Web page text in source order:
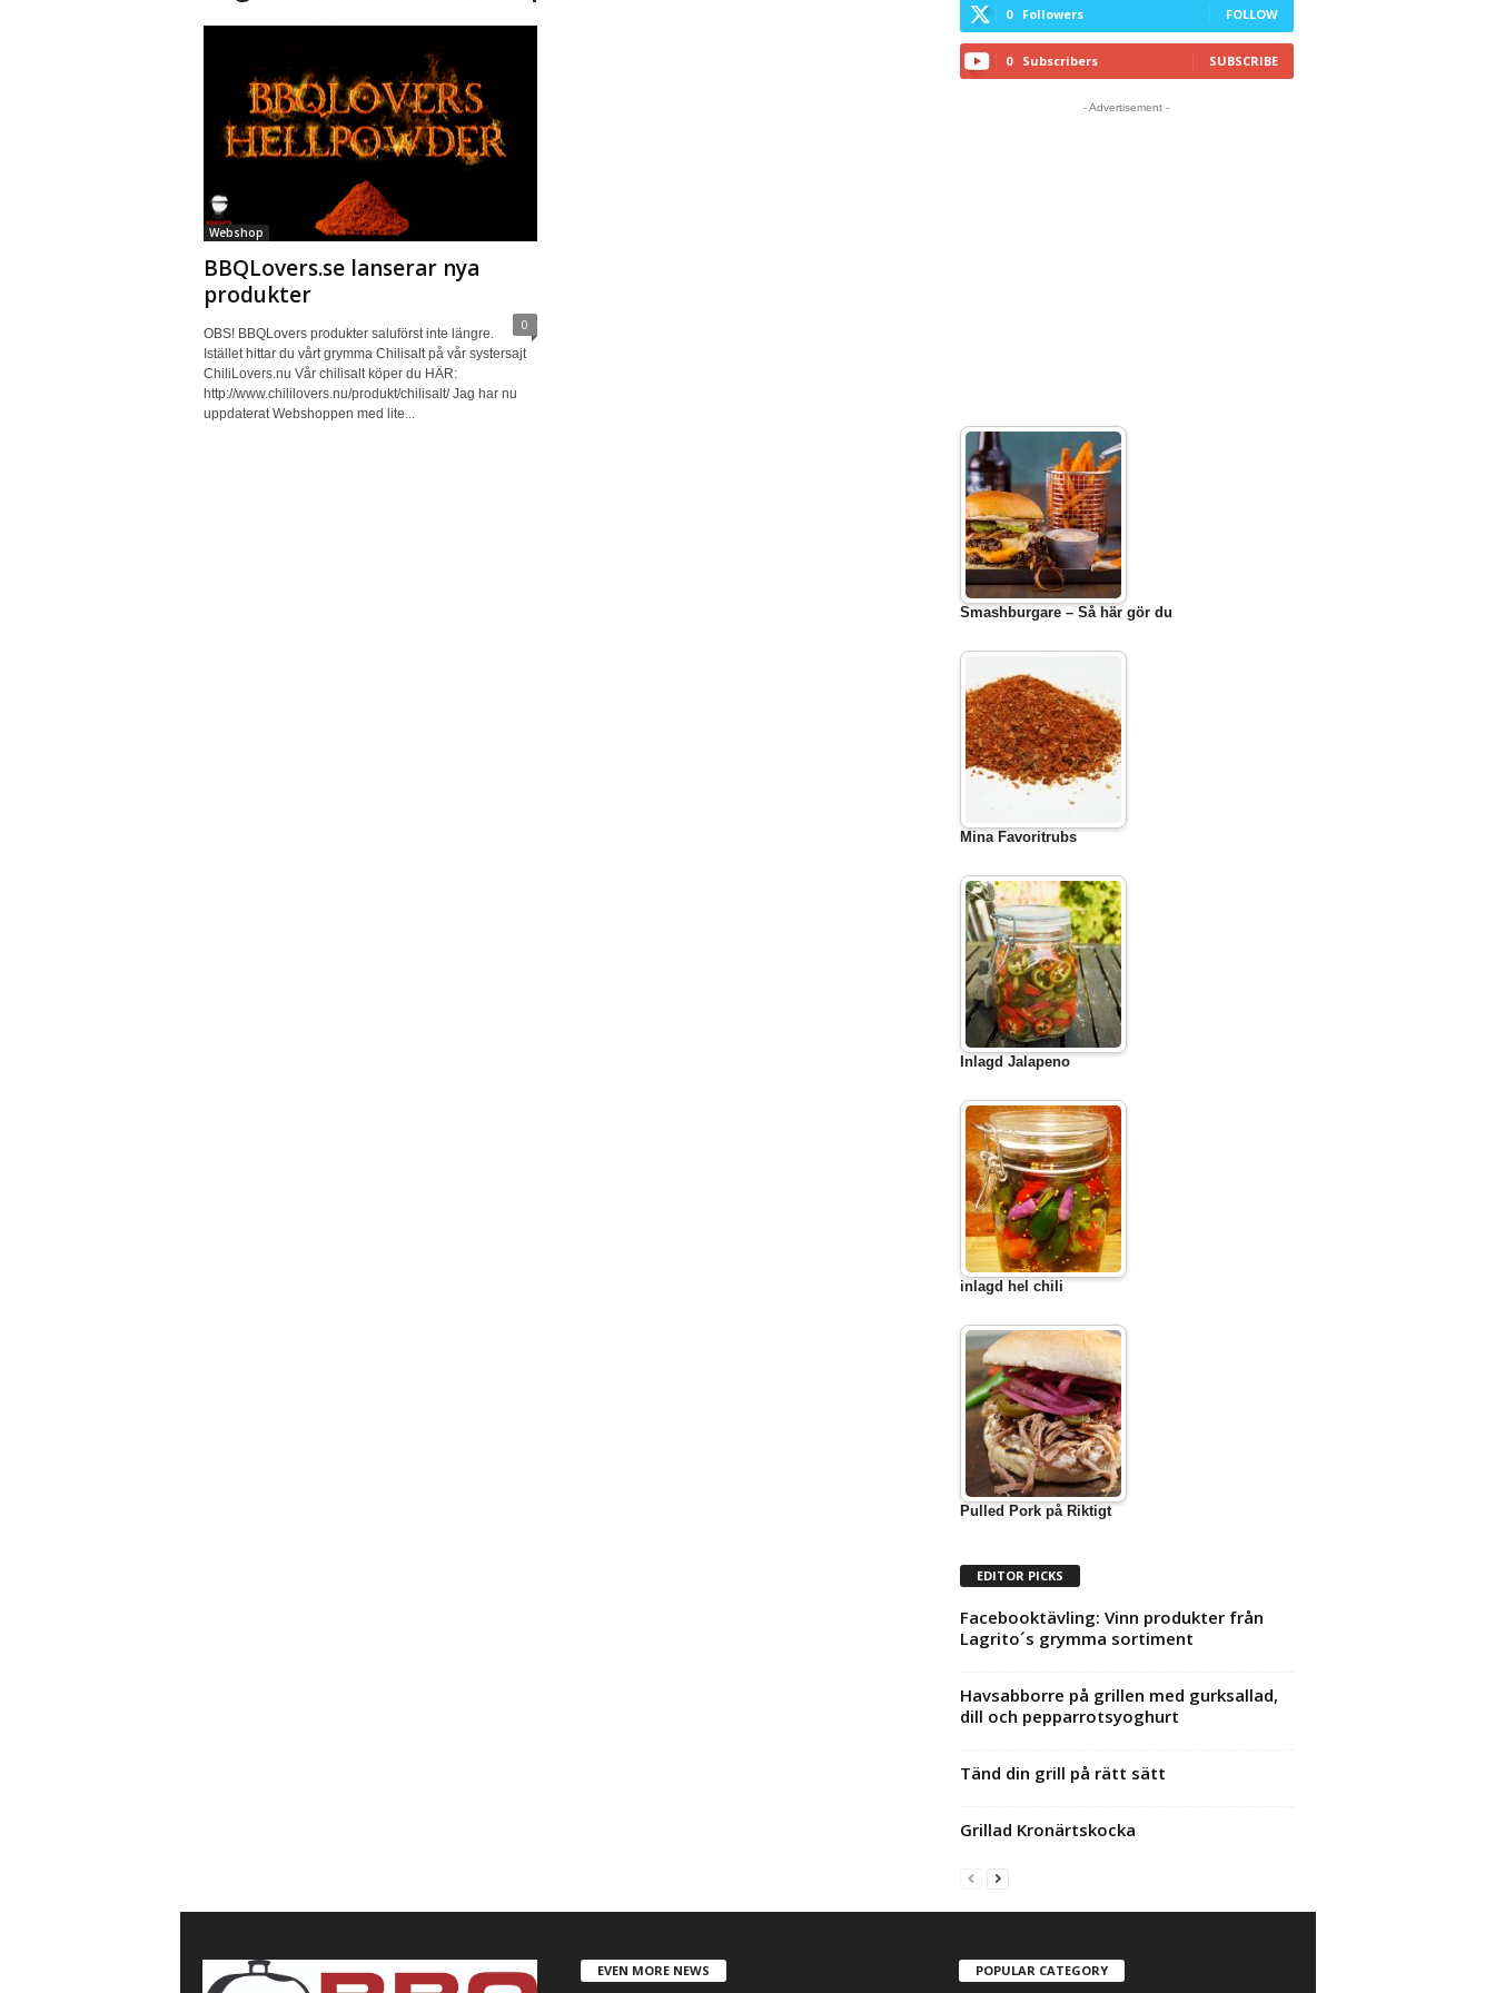
Webshop
BBQLovers.se lanserar nya
produkter
0
OBS! BBQLovers produkter saluförst inte längre.
Istället hittar du vårt grymma Chilisalt på vår systersajt
ChiliLovers.nu Vår chilisalt köper du HÄR:
http://www.chililovers.nu/produkt/chilisalt/ Jag har nu
uppdaterat Webshoppen med lite...
0 Followers FOLLOW
0 Subscribers SUBSCRIBE
- Advertisement -
Smashburgare – Så här gör du
Mina Favoritrubs
Inlagd Jalapeno
inlagd hel chili
Pulled Pork på Riktigt
EDITOR PICKS
Facebooktävling: Vinn produkter från
Lagrito´s grymma sortiment
Havsabborre på grillen med gurksallad,
dill och pepparrotsyoghurt
Tänd din grill på rätt sätt
Grillad Kronärtskocka
EVEN MORE NEWS POPULAR CATEGORY